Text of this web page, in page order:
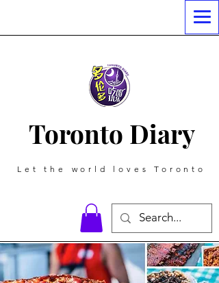
Toronto Diary
Let the world loves Toronto